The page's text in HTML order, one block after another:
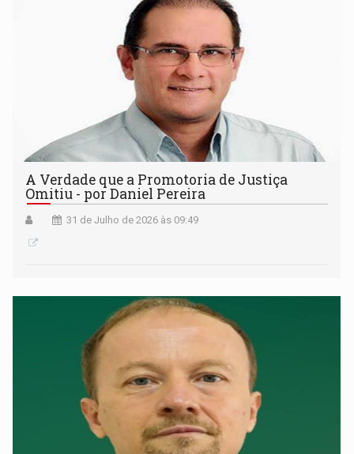
A Verdade que a Promotoria de Justiça
Omitiu - por Daniel Pereira
31 de Julho de 2026 às 09:49